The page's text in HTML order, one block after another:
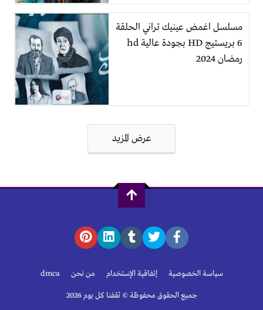
مسلسل اغمض عينيك تراني الحلقة
6 بريستيج HD بجودة عالية hd
رمضان 2024
عرض المزيد
سياسة الخصوصية إتفاقية الإستخدام من نحن dmca
جميع الحقوق محفوظة © ثقفنا كل يوم 2026